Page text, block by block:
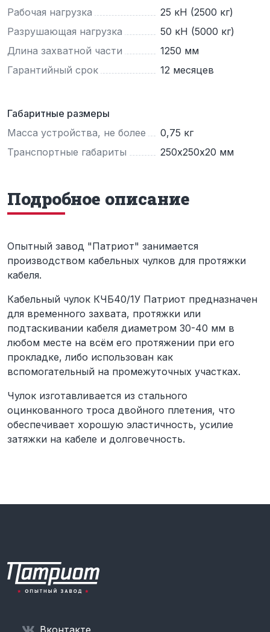
Рабочая нагрузка
25 кН (2500 кг)
Разрушающая нагрузка
50 кН (5000 кг)
Длина захватной части
1250 мм
Гарантийный срок
12 месяцев
Габаритные размеры
Масса устройства, не более
0,75 кг
Транспортные габариты
250х250х20 мм
Подробное описание
Опытный завод "Патриот" занимается
производством кабельных чулков для протяжки
кабеля.
Кабельный чулок КЧБ40/1У Патриот предназначен
для временного захвата, протяжки или
подтаскивании кабеля диаметром 30-40 мм в
любом месте на всём его протяжении при его
прокладке, либо использован как
вспомогательный на промежуточных участках.
Чулок изготавливается из стального
оцинкованного троса двойного плетения, что
обеспечивает хорошую эластичность, усилие
затяжки на кабеле и долговечность.